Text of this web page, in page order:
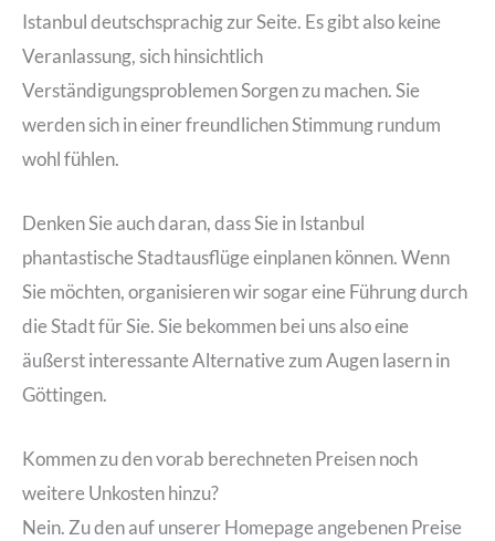
Istanbul deutschsprachig zur Seite. Es gibt also keine
Veranlassung, sich hinsichtlich
Verständigungsproblemen Sorgen zu machen. Sie
werden sich in einer freundlichen Stimmung rundum
wohl fühlen.
Denken Sie auch daran, dass Sie in Istanbul
phantastische Stadtausflüge einplanen können. Wenn
Sie möchten, organisieren wir sogar eine Führung durch
die Stadt für Sie. Sie bekommen bei uns also eine
äußerst interessante Alternative zum Augen lasern in
Göttingen.
Kommen zu den vorab berechneten Preisen noch
weitere Unkosten hinzu?
Nein. Zu den auf unserer Homepage angebenen Preise